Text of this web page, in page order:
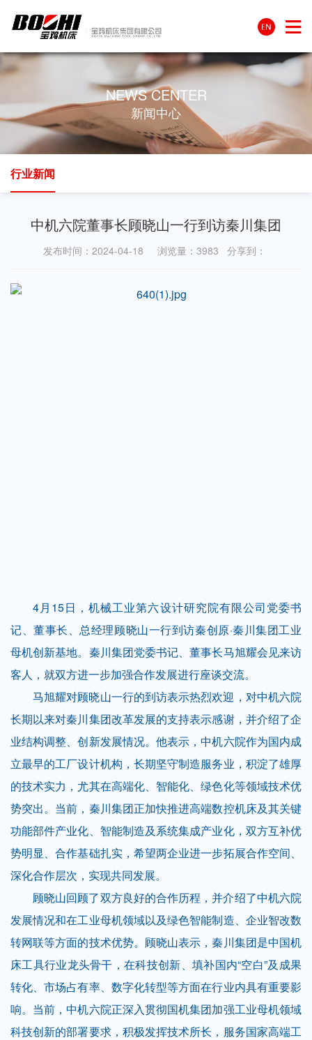
NEWS CENTER
新闻中心
行业新闻
中机六院董事长顾晓山一行到访秦川集团
发布时间：2024-04-18 浏览量：3983 分享到：
4月15日，机械工业第六设计研究院有限公司党委书
记、董事长、总经理顾晓山一行到访秦创原·秦川集团工业
母机创新基地。秦川集团党委书记、董事长马旭耀会见来访
客人，就双方进一步加强合作发展进行座谈交流。
马旭耀对顾晓山一行的到访表示热烈欢迎，对中机六院
长期以来对秦川集团改革发展的支持表示感谢，并介绍了企
业结构调整、创新发展情况。他表示，中机六院作为国内成
立最早的工厂设计机构，长期坚守制造服务业，积淀了雄厚
的技术实力，尤其在高端化、智能化、绿色化等领域技术优
势突出。当前，秦川集团正加快推进高端数控机床及其关键
功能部件产业化、智能制造及系统集成产业化，双方互补优
势明显、合作基础扎实，希望两企业进一步拓展合作空间、
深化合作层次，实现共同发展。
顾晓山回顾了双方良好的合作历程，并介绍了中机六院
发展情况和在工业母机领域以及绿色智能制造、企业智改数
转网联等方面的技术优势。顾晓山表示，秦川集团是中国机
床工具行业龙头骨干，在科技创新、填补国内“空白”及成果
转化、市场占有率、数字化转型等方面在行业内具有重要影
响。当前，中机六院正深入贯彻国机集团加强工业母机领域
科技创新的部署要求，积极发挥技术所长，服务国家高端工